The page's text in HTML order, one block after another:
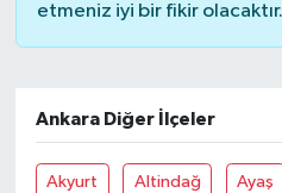
etmeniz iyi bir fikir olacaktır.
Ankara Diğer İlçeler
Akyurt Altindağ Ayaş